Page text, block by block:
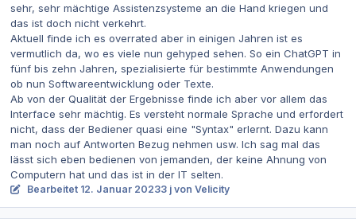
sehr, sehr mächtige Assistenzsysteme an die Hand kriegen und
das ist doch nicht verkehrt.
Aktuell finde ich es overrated aber in einigen Jahren ist es
vermutlich da, wo es viele nun gehyped sehen. So ein ChatGPT in
fünf bis zehn Jahren, spezialisierte für bestimmte Anwendungen
ob nun Softwareentwicklung oder Texte.
Ab von der Qualität der Ergebnisse finde ich aber vor allem das
Interface sehr mächtig. Es versteht normale Sprache und erfordert
nicht, dass der Bediener quasi eine "Syntax" erlernt. Dazu kann
man noch auf Antworten Bezug nehmen usw. Ich sag mal das
lässt sich eben bedienen von jemanden, der keine Ahnung von
Computern hat und das ist in der IT selten.
Bearbeitet 12. Januar 20233 j von Velicity